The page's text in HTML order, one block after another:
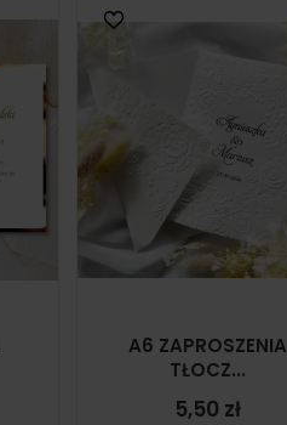
A6 ZAPROSZENIA
TŁOCZ...
5,50 zł